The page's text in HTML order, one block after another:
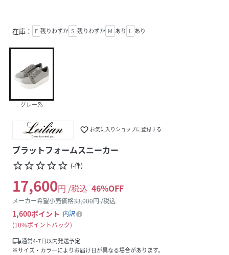
在庫： F 残りわずか S 残りわずか M あり L あり
グレー系
favorite_border お気に入りショップに登録する
プラットフォームスニーカー
star_borderstar_borderstar_borderstar_borderstar_border (-件)
17,600円 /税込 46%OFF
メーカー希望小売価格33,000円 /税込
1,600ポイント 内訳
10%ポイントバック
local_shipping通常4-7日以内発送予定
※サイズ・カラーによりお届け日が異なる場合があります。